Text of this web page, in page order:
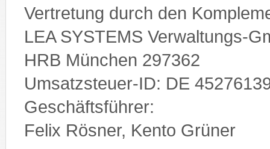
Vertretung durch den
LEA SYSTEMS Verwaltungs-
HRB München 297362
Umsatzsteuer-ID: DE
Geschäftsführer:
Felix Rösner, Kento Grüner